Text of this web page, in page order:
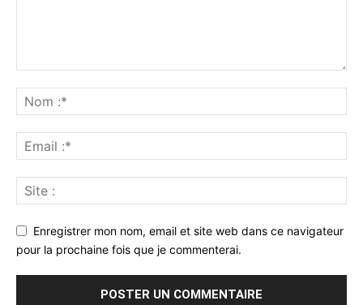
Enregistrer mon nom, email et site web dans ce navigateur
pour la prochaine fois que je commenterai.